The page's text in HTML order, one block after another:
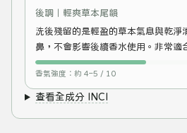
後調｜輕爽草本尾韻
洗後殘留的是輕盈的草本氣息與乾淨
鼻，不會影響後續香水使用。非常適
香氣強度：約 4–5 / 10
查看全成分 INCI